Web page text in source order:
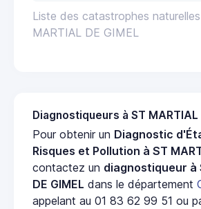
Liste des catastrophes
MARTIAL DE GIMEL
Diagnostiqueurs à ST MARTIAL
Pour obtenir un Diagnostic
Risques et Pollution à ST
contactez un diagnostiqueur à
DE GIMEL dans le département
appelant au 01 83 62 99 51 ou